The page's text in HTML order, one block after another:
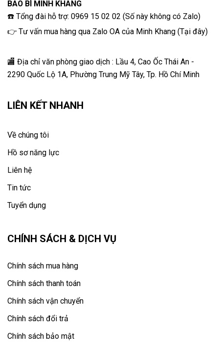
BAO BÌ MINH KHANG
☎️ Tổng đài hỗ trợ: 0969 15 02 02 (Số này không có Zalo)
👉 Tư vấn mua hàng qua Zalo OA của Minh Khang (Tại đây)
🏬 Địa chỉ văn phòng giao dịch : Lầu 4, Cao Ốc Thái An -
2290 Quốc Lộ 1A, Phường Trung Mỹ Tây, Tp. Hồ Chí Minh
LIÊN KẾT NHANH
Về chúng tôi
Hồ sơ năng lực
Liên hệ
Tin tức
Tuyển dụng
CHÍNH SÁCH & DỊCH VỤ
Chính sách mua hàng
Chính sách thanh toán
Chính sách vận chuyển
Chính sách đổi trả
Chính sách bảo mật